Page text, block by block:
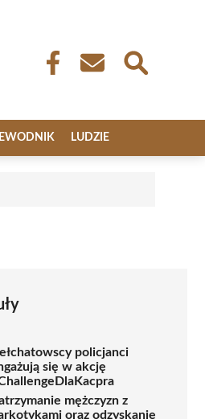
LUDZIE
policjanci
się w akcję
mężczyzn z
oraz odzyskanie